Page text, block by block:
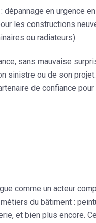
dépannage en urgence
les constructions
ou radiateurs).
sans mauvaise
sinistre ou de son
de confiance
comme un acteur
du bâtiment :
et bien plus encore.